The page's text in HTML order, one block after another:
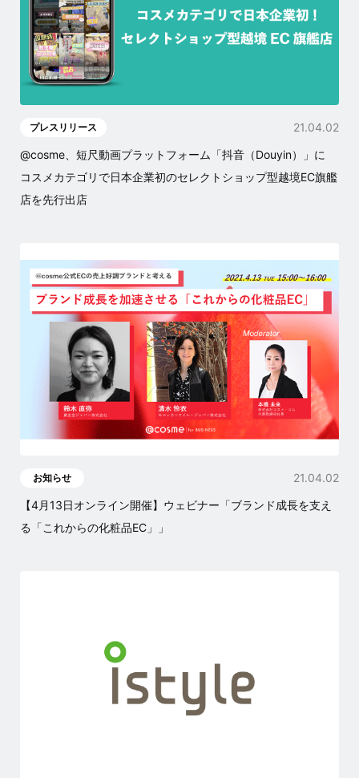
プレスリリース
21.04.02
@cosme、短尺動画プラットフォーム「抖音（Douyin）」に
コスメカテゴリで日本企業初のセレクトショップ型越境EC旗艦
店を先行出店
お知らせ
21.04.02
【4月13日オンライン開催】ウェビナー「ブランド成長を支え
る「これからの化粧品EC」」